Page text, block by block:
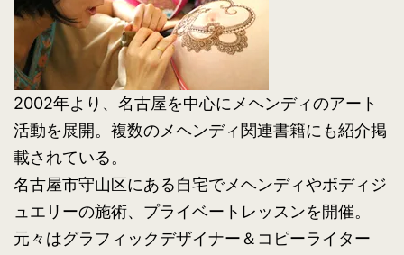
2002年より、名古屋を中心にメヘンディのアート
活動を展開。複数のメヘンディ関連書籍にも紹介掲
載されている。
名古屋市守山区にある自宅でメヘンディやボディジ
ュエリーの施術、プライベートレッスンを開催。
元々はグラフィックデザイナー＆コピーライター